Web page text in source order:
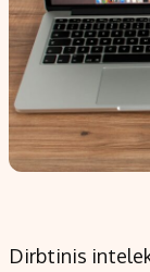
Dirbtinis